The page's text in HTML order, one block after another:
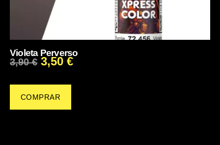
Violeta Perverso
3,90€ 3,50 €
COMPRAR